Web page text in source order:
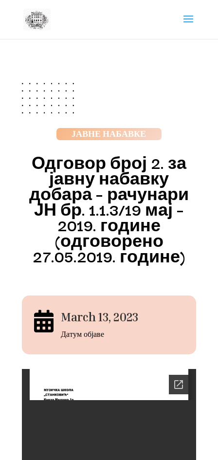
ЈАВНЕ НАБАВКЕ
Одговор број 2. за
јавну набавку
добара – рачунари
ЈН бр. 1.1.3/19 мај –
2019. године
(одговорено
27.05.2019. године)
 March 13, 2023
Датум објаве